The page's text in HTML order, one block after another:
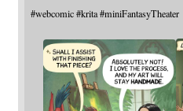
#webcomic #krita #miniFantasyTheater